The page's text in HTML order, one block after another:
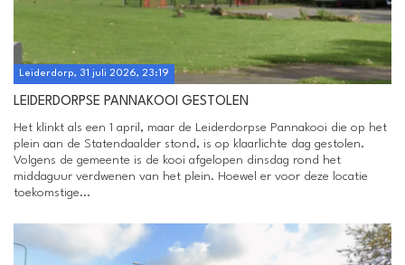
Leiderdorp, 31 juli 2026, 23:19
LEIDERDORPSE PANNAKOOI GESTOLEN
Het klinkt als een 1 april, maar de Leiderdorpse Pannakooi die op het
plein aan de Statendaalder stond, is op klaarlichte dag gestolen.
Volgens de gemeente is de kooi afgelopen dinsdag rond het
middaguur verdwenen van het plein. Hoewel er voor deze locatie
toekomstige...